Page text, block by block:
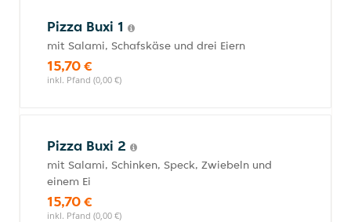
Pizza Buxi 1
mit Salami, Schafskäse und drei Eiern
15,70 €
inkl. Pfand (0,00 €)
Pizza Buxi 2
mit Salami, Schinken, Speck, Zwiebeln und
einem Ei
15,70 €
inkl. Pfand (0,00 €)